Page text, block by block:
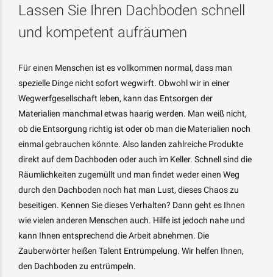
Lassen Sie Ihren Dachboden schnell
und kompetent aufräumen
Für einen Menschen ist es vollkommen normal, dass man
spezielle Dinge nicht sofort wegwirft. Obwohl wir in einer
Wegwerfgesellschaft leben, kann das Entsorgen der
Materialien manchmal etwas haarig werden. Man weiß nicht,
ob die Entsorgung richtig ist oder ob man die Materialien noch
einmal gebrauchen könnte. Also landen zahlreiche Produkte
direkt auf dem Dachboden oder auch im Keller. Schnell sind die
Räumlichkeiten zugemüllt und man findet weder einen Weg
durch den Dachboden noch hat man Lust, dieses Chaos zu
beseitigen. Kennen Sie dieses Verhalten? Dann geht es Ihnen
wie vielen anderen Menschen auch. Hilfe ist jedoch nahe und
kann Ihnen entsprechend die Arbeit abnehmen. Die
Zauberwörter heißen Talent Entrümpelung. Wir helfen Ihnen,
den Dachboden zu entrümpeln.